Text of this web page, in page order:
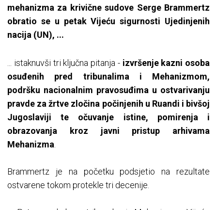
mehanizma za krivične sudove Serge Brammertz
obratio se u petak Vijeću sigurnosti Ujedinjenih
nacija (UN), ...
... istaknuvši tri ključna pitanja - izvršenje kazni osoba
osuđenih pred tribunalima i Mehanizmom,
podršku nacionalnim pravosuđima u ostvarivanju
pravde za žrtve zločina počinjenih u Ruandi i bivšoj
Jugoslaviji te očuvanje istine, pomirenja i
obrazovanja kroz javni pristup arhivama
Mehanizma.
Brammertz je na početku podsjetio na rezultate
ostvarene tokom protekle tri decenije.